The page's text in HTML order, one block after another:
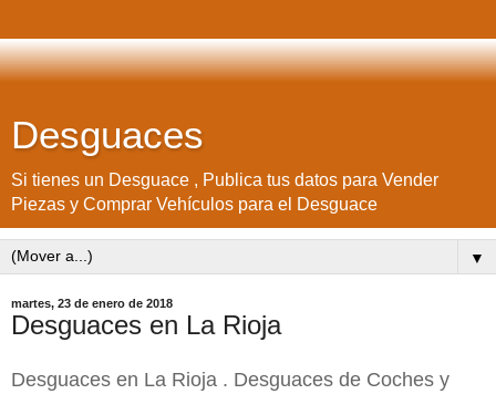
Desguaces
Si tienes un Desguace , Publica tus datos para Vender
Piezas y Comprar Vehículos para el Desguace
▼
martes, 23 de enero de 2018
Desguaces en La Rioja
Desguaces en La Rioja . Desguaces de Coches y